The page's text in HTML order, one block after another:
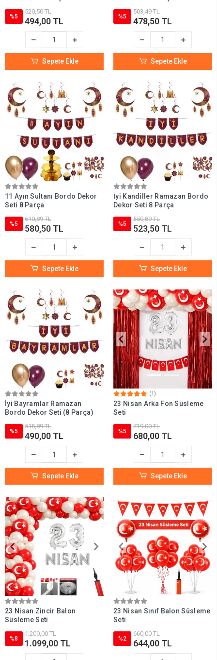
%5
520,50 TL
494,00 TL
Sepete Ekle
%5
503,49 TL
478,50 TL
Sepete Ekle
11 Ayın Sultanı Bordo Dekor
Seti 8 Parça
%5
610,89 TL
580,50 TL
Sepete Ekle
İyi Kandiller Ramazan Bordo
Dekor Seti 8 Parça
%5
550,89 TL
523,50 TL
Sepete Ekle
İyi Bayramlar Ramazan
Bordo Dekor Seti (8 Parça)
%5
515,89 TL
490,00 TL
Sepete Ekle
(1)
23 Nisan Arka Fon Süsleme
Seti
%5
719,00 TL
680,00 TL
Sepete Ekle
23 Nisan Zincir Balon
Süsleme Seti
%8
1.200,00 TL
1.099,00 TL
23 Nisan Sınıf Balon Süsleme
Seti
%2
660,00 TL
644,00 TL